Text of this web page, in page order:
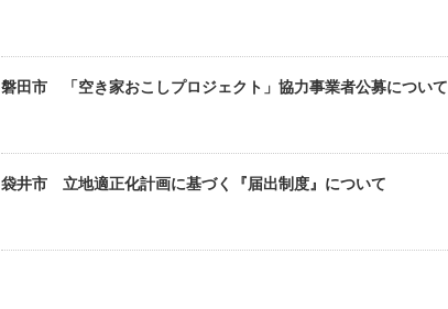
磐田市 「空き家おこしプロジェクト」協力事業者公募について
袋井市 立地適正化計画に基づく『届出制度』について